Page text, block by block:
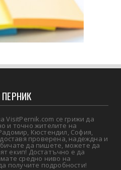
VisitPernik.com се грижи да
и точно жителите на
Кюстендил, София,
проверена, надеждна и
да пишете, можете да
екип! Достатъчно е да
средно ниво на
получите подробности!